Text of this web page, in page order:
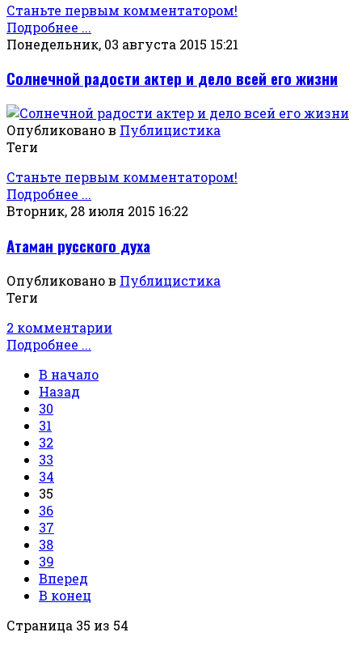
Станьте первым комментатором!
Подробнее ...
Понедельник, 03 августа 2015 15:21
Солнечной радости актер и дело всей его жизни
Опубликовано в Публицистика
Теги
Станьте первым комментатором!
Подробнее ...
Вторник, 28 июля 2015 16:22
Атаман русского духа
Опубликовано в Публицистика
Теги
2 комментарии
Подробнее ...
В начало
Назад
30
31
32
33
34
35
36
37
38
39
Вперед
В конец
Страница 35 из 54